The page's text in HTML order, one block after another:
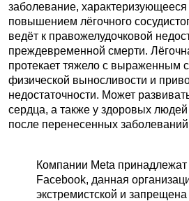
заболевание,
повышением лёгочного
ведёт к правожелудочковой
преждевременной смерти.
протекает тяжело с выраженным
физической выносливости и
недостаточности. Может
сердца, а также у здоровых
после перенесенных
Компании Meta принадлежат
Facebook, данная
экстремистской и